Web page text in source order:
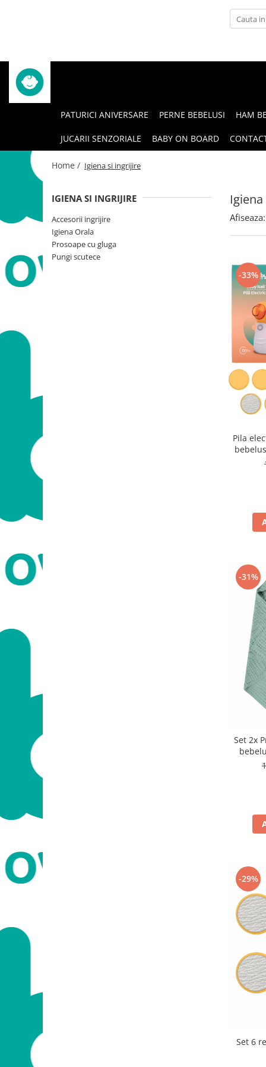
Bavete impermeabile
Lingurite
Seturi de hranire
Suzete si accesorii
Accesorii ingrijire
Igiena Orala
Prosoape cu gluga
Pungi scutecePATURICI ANIVERSARE PERNE BEBELUSI HAM
JUCARII SENZORIALE BABY ON BOARD
Home / Igiena si ingrijire
IGIENA SI INGRIJIRE
Accesorii ingrijire
Igiena Orala
Prosoape cu gluga
Pungi scutece
Afiseaza:
-33%
Pila
include
-31%
Set 2x
-29%
Set 6